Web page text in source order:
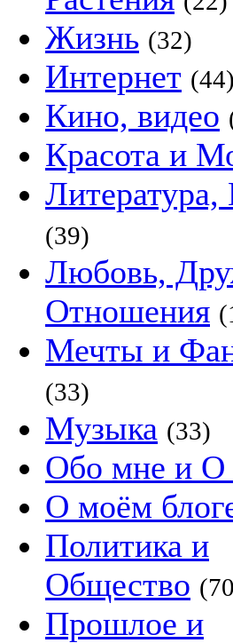
Жизнь (32)
Интернет (44)
Кино, видео
Красота и
Литература,
(39)
Любовь,
Отношения
Мечты и
(33)
Музыка (33)
Обо мне и О
О моём
Политика и
Общество
Прошлое и